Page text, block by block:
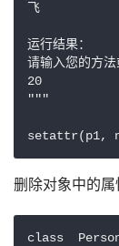
飞
运行结果：
请输入您的方
20
"""
setattr(p1,
删除对象中的属
class